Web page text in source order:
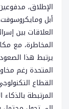
الإطلاق،
أبل
العلاقات بين
المخاطرة، مع
يرتبط هذا
المتحدة رغم
القطاع
المرتبطة